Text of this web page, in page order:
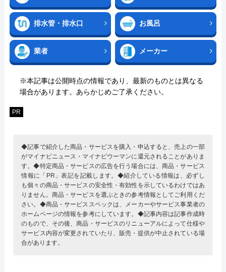
排水管・排水口 お風呂
業者 メーカー
※本記事は公開時点の情報であり、最新のものとは異なる
場合があります。あらかじめご了承ください。
PR
◆記事で紹介した商品・サービスを購入・申込すると、売上の一部
がマイナビニュース・マイナビウーマンに還元されることがありま
す。◆特定商品・サービスの広告を行う場合には、商品・サービス
情報に「PR」表記を記載します。◆紹介している情報は、必ずし
も個々の商品・サービスの安全性・有効性を示しているわけではあ
りません。商品・サービスを選ぶときの参考情報としてご利用くだ
さい。◆商品・サービススペックは、メーカーやサービス事業者の
ホームページの情報を参考にしています。◆記事内容は記事作成時
のもので、その後、商品・サービスのリニューアルによって仕様や
サービス内容が変更されていたり、販売・提供が中止されている場
合があります。